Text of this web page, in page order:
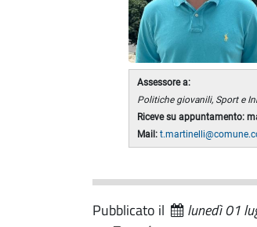
Assessore a:
Politiche giovanili, Sport e
Riceve su appuntamento:
Mail:
Pubblicato il lunedì 01